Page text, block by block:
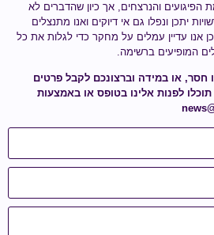
הפיגועים והנרצחים, אך כיון שהדברים לא
יתכן ונפלו גם אי דיוקים ואנו מתנצלים
אנו עדיין עמלים על מחקר כדי לגלות את כל
המופיעים ברשימה.
חסר, או במידה וברצונכם לקבל פרטים
לפנות אלינו בטופס או באמצעות